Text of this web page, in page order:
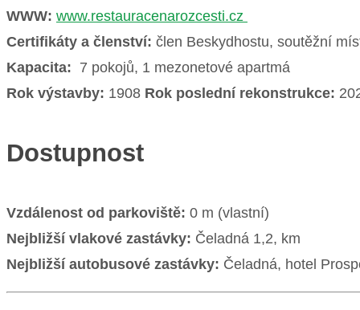
WWW: www.restauracenarozcesti.cz
Certifikáty a členství: člen Beskydhostu, soutěžní
Kapacita: 7 pokojů, 1 mezonetové apartmá
Rok výstavby: 1908 Rok poslední rekonstrukce:
Dostupnost
Vzdálenost od parkoviště: 0 m (vlastní)
Nejbližší vlakové zastávky: Čeladná 1,2, km
Nejbližší autobusové zastávky: Čeladná, hotel